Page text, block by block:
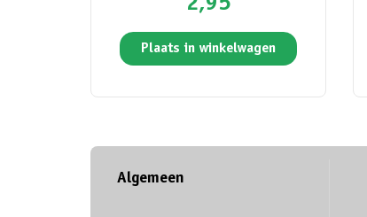
Plaats in winkelwagen
Algemeen